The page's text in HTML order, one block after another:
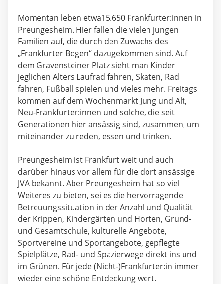
Momentan leben etwa15.650 Frankfurter:innen in
Preungesheim. Hier fallen die vielen jungen
Familien auf, die durch den Zuwachs des
„Frankfurter Bogen“ dazugekommen sind. Auf
dem Gravensteiner Platz sieht man Kinder
jeglichen Alters Laufrad fahren, Skaten, Rad
fahren, Fußball spielen und vieles mehr. Freitags
kommen auf dem Wochenmarkt Jung und Alt,
Neu-Frankfurter:innen und solche, die seit
Generationen hier ansässig sind, zusammen, um
miteinander zu reden, essen und trinken.
Preungesheim ist Frankfurt weit und auch
darüber hinaus vor allem für die dort ansässige
JVA bekannt. Aber Preungesheim hat so viel
Weiteres zu bieten, sei es die hervorragende
Betreuungssituation in der Anzahl und Qualität
der Krippen, Kindergärten und Horten, Grund-
und Gesamtschule, kulturelle Angebote,
Sportvereine und Sportangebote, gepflegte
Spielplätze, Rad- und Spazierwege direkt ins und
im Grünen. Für jede (Nicht-)Frankfurter:in immer
wieder eine schöne Entdeckung wert.